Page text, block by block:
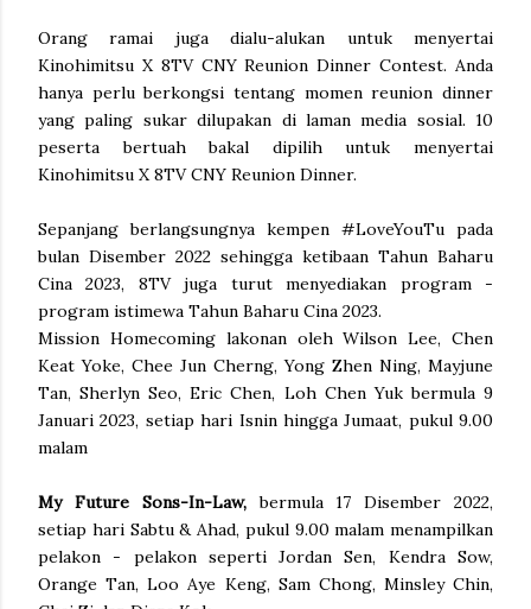
Orang ramai juga dialu-alukan untuk menyertai
Kinohimitsu X 8TV CNY Reunion Dinner Contest. Anda
hanya perlu berkongsi tentang momen reunion dinner
yang paling sukar dilupakan di laman media sosial. 10
peserta bertuah bakal dipilih untuk menyertai
Kinohimitsu X 8TV CNY Reunion Dinner.
Sepanjang berlangsungnya kempen #LoveYouTu pada
bulan Disember 2022 sehingga ketibaan Tahun Baharu
Cina 2023, 8TV juga turut menyediakan program -
program istimewa Tahun Baharu Cina 2023.
Mission Homecoming lakonan oleh Wilson Lee, Chen
Keat Yoke, Chee Jun Cherng, Yong Zhen Ning, Mayjune
Tan, Sherlyn Seo, Eric Chen, Loh Chen Yuk bermula 9
Januari 2023, setiap hari Isnin hingga Jumaat, pukul 9.00
malam
My Future Sons-In-Law,bermula 17 Disember 2022,
setiap hari Sabtu & Ahad, pukul 9.00 malam menampilkan
pelakon - pelakon seperti Jordan Sen, Kendra Sow,
Orange Tan, Loo Aye Keng, Sam Chong, Minsley Chin,